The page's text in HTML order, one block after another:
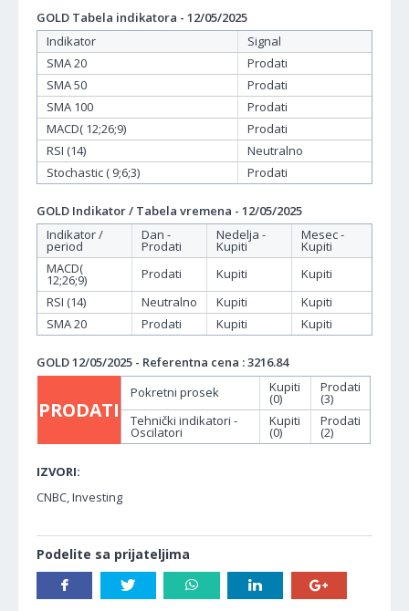
GOLD Tabela indikatora - 12/05/2025
Indikator
Signal
SMA 20
Prodati
SMA 50
Prodati
SMA 100
Prodati
MACD( 12;26;9)
Prodati
RSI (14)
Neutralno
Stochastic ( 9;6;3)
Prodati
GOLD Indikator / Tabela vremena - 12/05/2025
Indikator /
period
Dan -
Prodati
Nedelja -
Kupiti
Mesec -
Kupiti
MACD(
12;26;9) Prodati Kupiti
Kupiti
RSI (14)
Neutralno Kupiti
Kupiti
SMA 20
Prodati Kupiti Kupiti
GOLD 12/05/2025 - Referentna cena : 3216.84
PRODATI
Pokretni prosek Kupiti
(0)
Prodati
(3)
Tehnički indikatori -
Oscilatori
Kupiti
(0)
Prodati
(2)
IZVORI:
CNBC, Investing
Podelite sa prijateljima